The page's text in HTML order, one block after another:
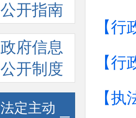
公开指南
政府信息
公开制度
法定主动
【
【
【